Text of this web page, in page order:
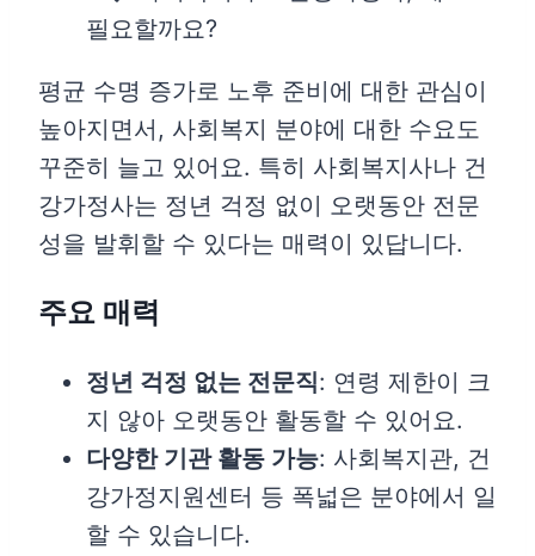
평균 수명 증가로 노후 준비에 대한 관심이
높아지면서, 사회복지 분야에 대한 수요도
꾸준히 늘고 있어요. 특히 사회복지사나 건
강가정사는 정년 걱정 없이 오랫동안 전문
성을 발휘할 수 있다는 매력이 있답니다.
주요 매력
정년 걱정 없는 전문직: 연령 제한이 크
지 않아 오랫동안 활동할 수 있어요.
다양한 기관 활동 가능: 사회복지관, 건
강가정지원센터 등 폭넓은 분야에서 일
할 수 있습니다.